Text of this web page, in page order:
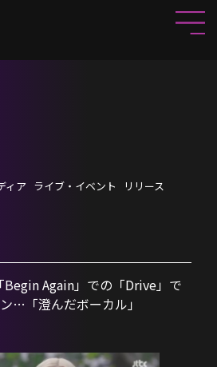
ィア ライブ・イベント リリース
Begin Again」での「Drive」で
…「澄んだボーカル」